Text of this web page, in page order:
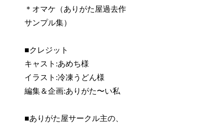
＊オマケ（ありがた屋過去作
サンプル集）
■クレジット
キャスト:あめち様
イラスト:冷凍うどん様
編集＆企画:ありがた〜い私
■ありがた屋サークル主の、